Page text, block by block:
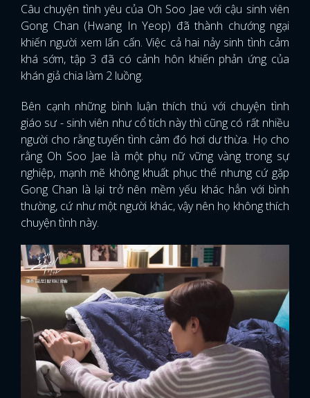
x
ĐĂNG NHẬP
Câu chuyện tình yêu của Oh Soo Jae với cậu sinh viên
Gong Chan (Hwang In Yeop) đã thành chướng ngại
khiến người xem lấn cấn. Việc cả hai nảy sinh tình cảm
khá sớm, tập 3 đã có cảnh hôn khiến phản ứng của
khán giả chia làm 2 luồng.
Bên cạnh những bình luận thích thú với chuyện tình
giáo sư - sinh viên như cổ tích này thì cũng có rất nhiều
người cho rằng tuyến tình cảm đó hơi dư thừa. Họ cho
rằng Oh Soo Jae là một phụ nữ vững vàng trong sự
nghiệp, mạnh mẽ không khuất phục thế nhưng cứ gặp
Gong Chan là lại trở nên mềm yếu khác hẳn với bình
thường, cứ như một người khác, vậy nên họ không thích
chuyện tình này.